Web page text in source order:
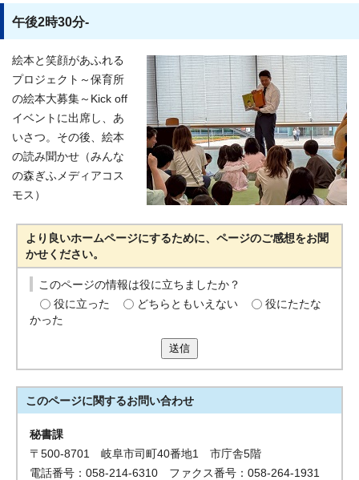
午後2時30分-
絵本と笑顔があふれる
プロジェクト～保育所
の絵本大募集～Kick off
イベントに出席し、あ
いさつ。その後、絵本
の読み聞かせ（みんな
の森ぎふメディアコス
モス）
より良いホームページにするために、ページのご感想をお聞
かせください。
このページの情報は役に立ちましたか？
役に立った
どちらともいえない
役にたたな
かった
送信
このページに関するお問い合わせ
秘書課
〒500-8701 岐阜市司町40番地1 市庁舎5階
電話番号：058-214-6310 ファクス番号：058-264-1931